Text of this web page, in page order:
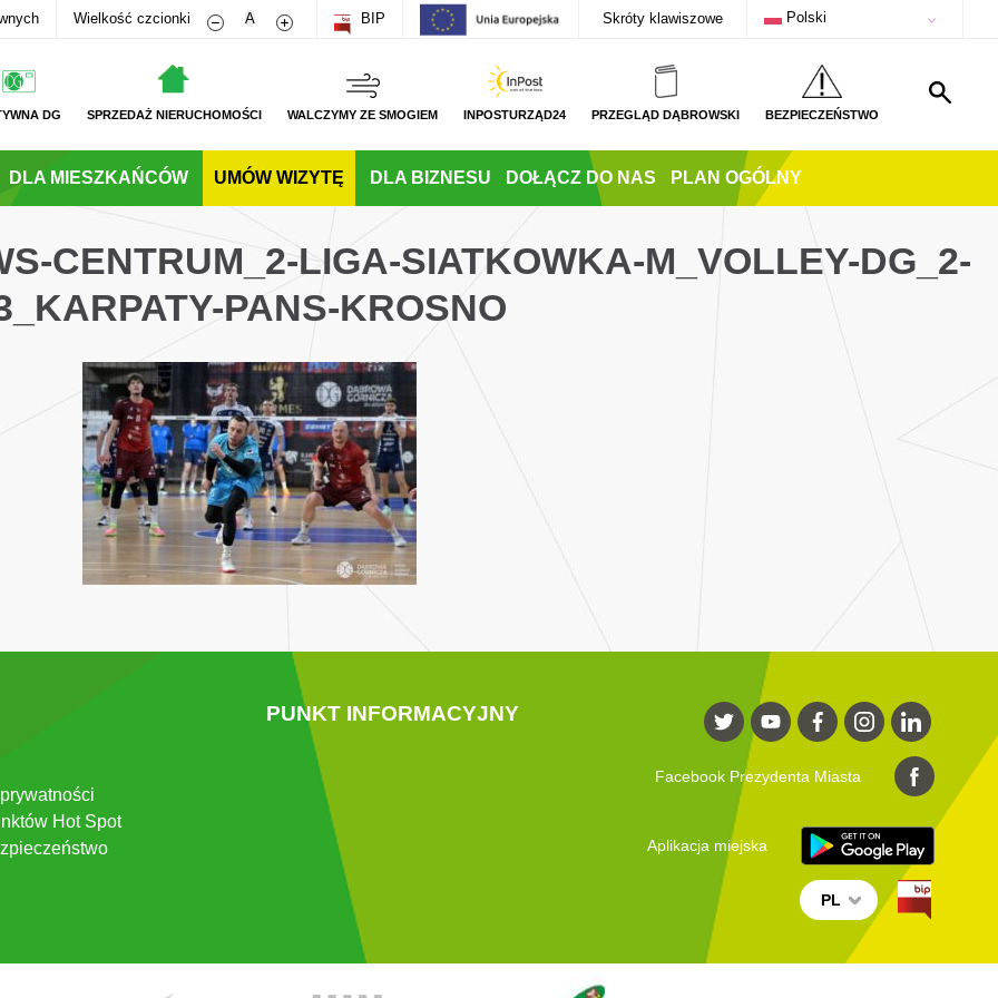
Wielkość czcionki Zmniejsz rozmiar czcionki
A Zwiększ rozmiar czcionki
BIP Skróty klawiszowe Polski
DG SPRZEDAŻ NIERUCHOMOŚCI WALCZYMY ZE SMOGIEM INPOSTURZĄD24 PRZEGLĄD DĄBROWSKI BEZPIECZEŃSTWO
DLA MIESZKAŃCÓW UMÓW WIZYTĘ DLA BIZNESU DOŁĄCZ DO NAS PLAN OGÓLNY
CENTRUM_2-LIGA-SIATKOWKA-M_VOLLEY-DG_2-
PANS-KROSNO
Hot Spot
PUNKT INFORMACYJNY
Facebook Prezydenta Miasta
Aplikacja miejska
PL